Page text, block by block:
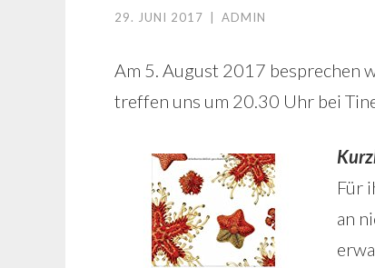
29. JUNI 2017 ADMIN
Am 5. August 2017 besprechen
treffen uns um 20.30 Uhr bei
Für
an